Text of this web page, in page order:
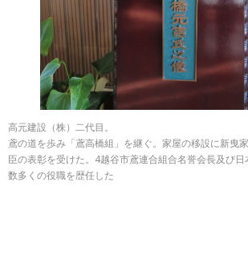
高元建設（株）二代目。
鳶の道を歩み「鳶高橋組」を継ぐ。家屋の移設に新曳
臣の表彰を受けた。4越谷市鳶連合組合名誉会長及び日
数多くの役職を歴任した